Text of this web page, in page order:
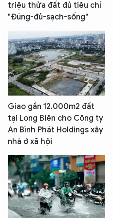
triệu thửa đất đủ tiêu chí
"Đúng-đủ-sạch-sống"
Giao gần 12.000m2 đất
tại Long Biên cho Công ty
An Bình Phát Holdings xây
nhà ở xã hội